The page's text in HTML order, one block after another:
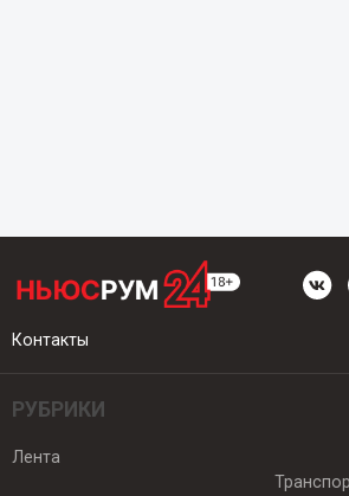
Контакты
РУБРИКИ
Лента